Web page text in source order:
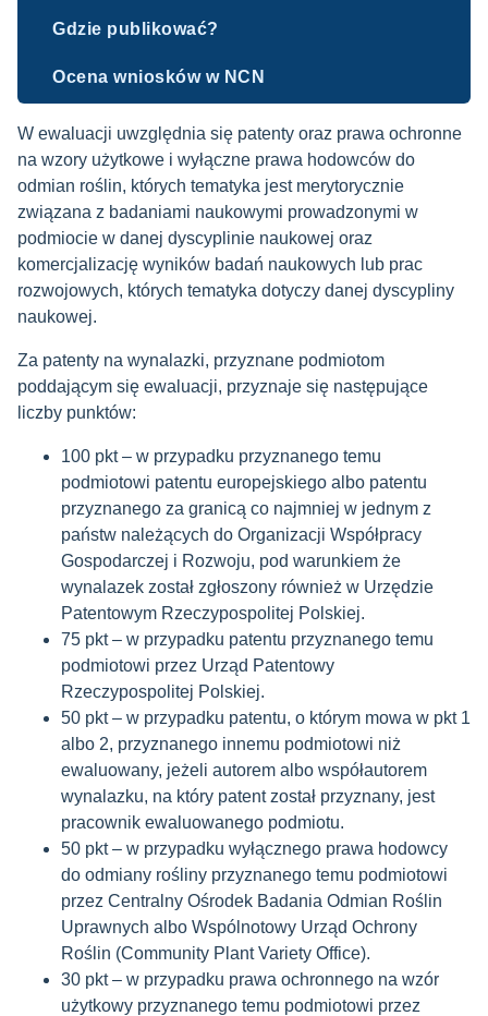
Gdzie publikować?
Ocena wniosków w NCN
W ewaluacji uwzględnia się patenty oraz prawa ochronne
na wzory użytkowe i wyłączne prawa hodowców do
odmian roślin, których tematyka jest merytorycznie
związana z badaniami naukowymi prowadzonymi w
podmiocie w danej dyscyplinie naukowej oraz
komercjalizację wyników badań naukowych lub prac
rozwojowych, których tematyka dotyczy danej dyscypliny
naukowej.
Za patenty na wynalazki, przyznane podmiotom
poddającym się ewaluacji, przyznaje się następujące
liczby punktów:
100 pkt – w przypadku przyznanego temu
podmiotowi patentu europejskiego albo patentu
przyznanego za granicą co najmniej w jednym z
państw należących do Organizacji Współpracy
Gospodarczej i Rozwoju, pod warunkiem że
wynalazek został zgłoszony również w Urzędzie
Patentowym Rzeczypospolitej Polskiej.
75 pkt – w przypadku patentu przyznanego temu
podmiotowi przez Urząd Patentowy
Rzeczypospolitej Polskiej.
50 pkt – w przypadku patentu, o którym mowa w pkt 1
albo 2, przyznanego innemu podmiotowi niż
ewaluowany, jeżeli autorem albo współautorem
wynalazku, na który patent został przyznany, jest
pracownik ewaluowanego podmiotu.
50 pkt – w przypadku wyłącznego prawa hodowcy
do odmiany rośliny przyznanego temu podmiotowi
przez Centralny Ośrodek Badania Odmian Roślin
Uprawnych albo Wspólnotowy Urząd Ochrony
Roślin (Community Plant Variety Office).
30 pkt – w przypadku prawa ochronnego na wzór
użytkowy przyznanego temu podmiotowi przez